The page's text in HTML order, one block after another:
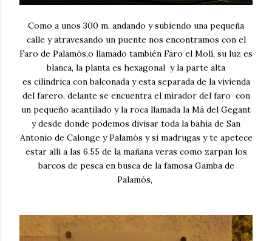
Como a unos 300 m. andando y subiendo una pequeña
calle y atravesando un puente nos encontramos con el
Faro de Palamós,o llamado también Faro el Molí, su luz es
blanca, la planta es hexagonal y la parte alta
es cilíndrica con balconada y esta separada de la vivienda
del farero, delante se encuentra el mirador del faro con
un pequeño acantilado y la roca llamada la Má del Gegant
y desde donde podemos divisar toda la bahia de San
Antonio de Calonge y Palamós y si madrugas y te apetece
estar alli a las 6.55 de la mañana veras como zarpan los
barcos de pesca en busca de la famosa Gamba de
Palamós,